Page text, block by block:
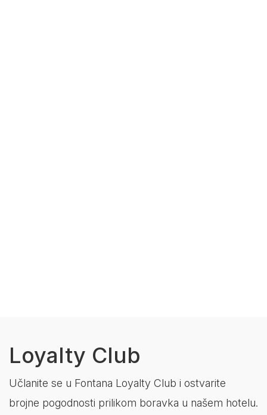
Loyalty Club
Učlanite se u Fontana Loyalty Club i ostvarite
brojne pogodnosti prilikom boravka u našem hotelu.